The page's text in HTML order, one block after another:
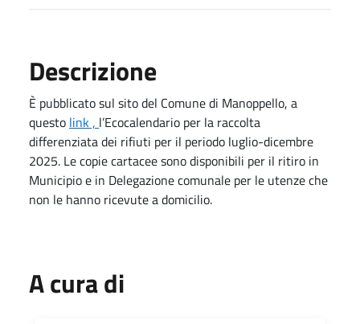
Descrizione
È pubblicato sul sito del Comune di Manoppello, a
questo link , l’Ecocalendario per la raccolta
differenziata dei rifiuti per il periodo luglio-dicembre
2025. Le copie cartacee sono disponibili per il ritiro in
Municipio e in Delegazione comunale per le utenze che
non le hanno ricevute a domicilio.
A cura di